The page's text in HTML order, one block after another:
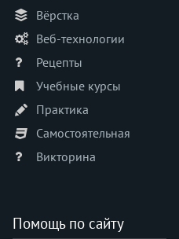
Вёрстка
Веб-технологии
Рецепты
Учебные курсы
Практика
Самостоятельная
Викторина
Помощь по сайту